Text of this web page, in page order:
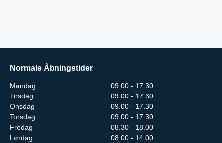
Normale Åbningstider
Mandag
09.00 - 17.30
Tirsdag
09.00 - 17.30
Onsdag
09.00 - 17.30
Torsdag
09.00 - 17.30
Fredag
08.30 - 18.00
Lørdag
08.00 - 14.00